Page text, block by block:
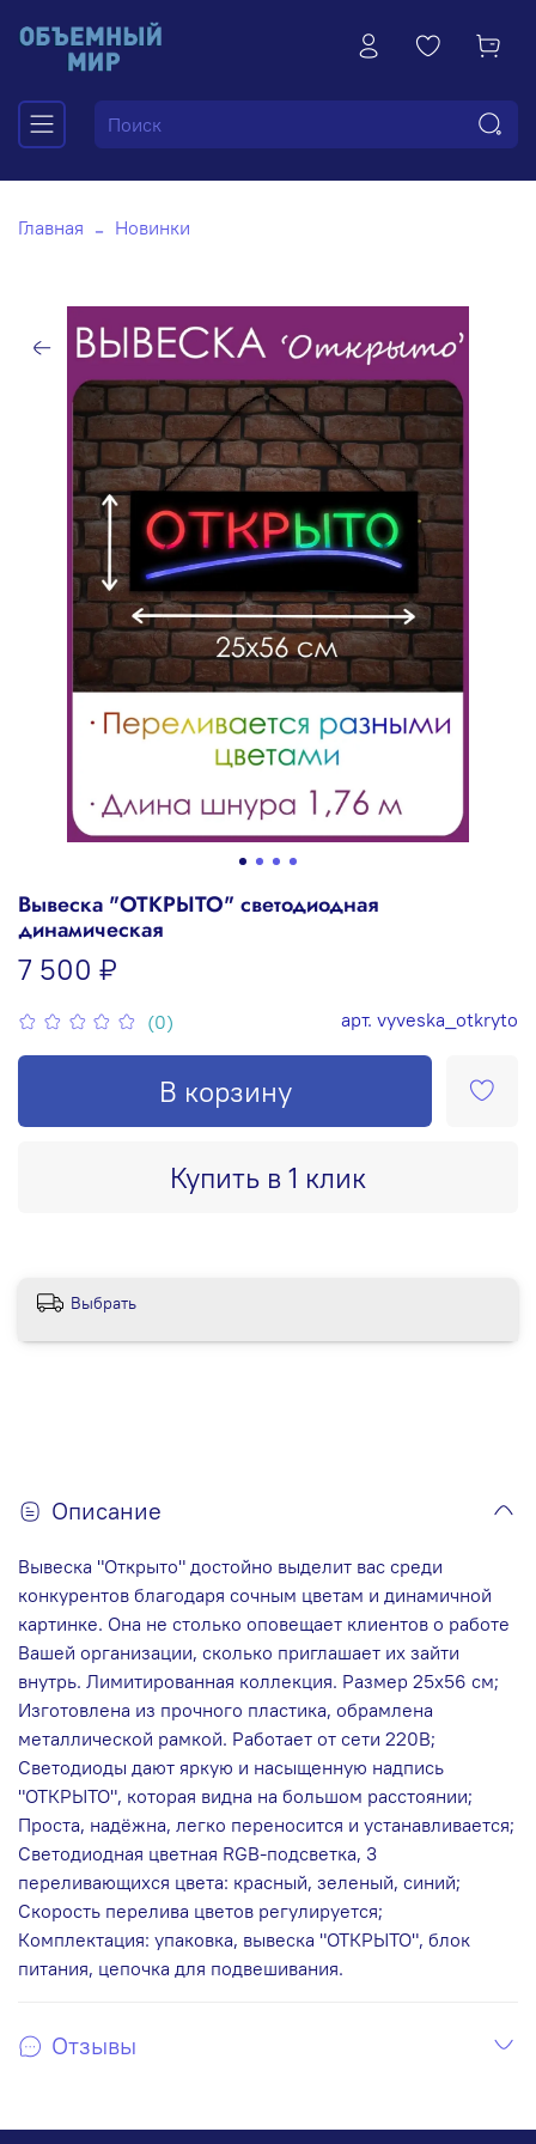
Главная Новинки
(0) арт. vyveska_otkryto
Вывеска "ОТКРЫТО" светодиодная
динамическая
7 500 ₽
В корзину
Купить в 1 клик
Выбрать
Описание
Вывеска "Открыто" достойно выделит вас среди
конкурентов благодаря сочным цветам и динамичной
картинке. Она не столько оповещает клиентов о работе
Вашей организации, сколько приглашает их зайти
внутрь. Лимитированная коллекция. Размер 25х56 см;
Изготовлена из прочного пластика, обрамлена
металлической рамкой. Работает от сети 220В;
Светодиоды дают яркую и насыщенную надпись
"ОТКРЫТО", которая видна на большом расстоянии;
Проста, надёжна, легко переносится и устанавливается;
Светодиодная цветная RGB-подсветка, 3
переливающихся цвета: красный, зеленый, синий;
Скорость перелива цветов регулируется;
Комплектация: упаковка, вывеска "ОТКРЫТО", блок
питания, цепочка для подвешивания.
Отзывы